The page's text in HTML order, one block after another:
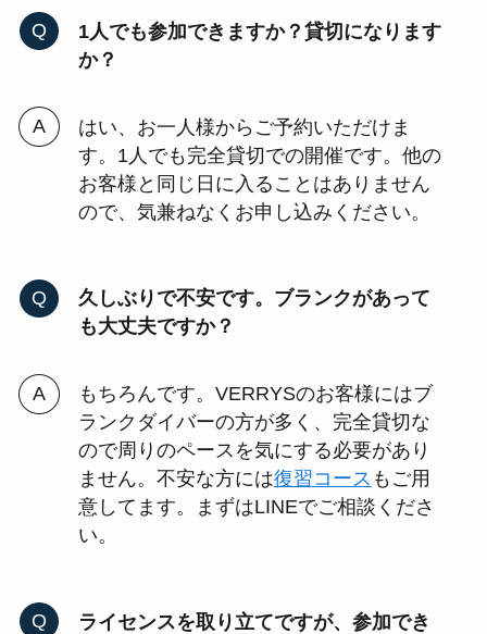
1人でも参加できますか？貸切になります
か？
はい、お一人様からご予約いただけま
す。1人でも完全貸切での開催です。他の
お客様と同じ日に入ることはありません
ので、気兼ねなくお申し込みください。
久しぶりで不安です。ブランクがあって
も大丈夫ですか？
もちろんです。VERRYSのお客様にはブ
ランクダイバーの方が多く、完全貸切な
ので周りのペースを気にする必要があり
ません。不安な方には復習コース もご用
意してます。まずはLINEでご相談くださ
い。
ライセンスを取り立てですが、参加でき